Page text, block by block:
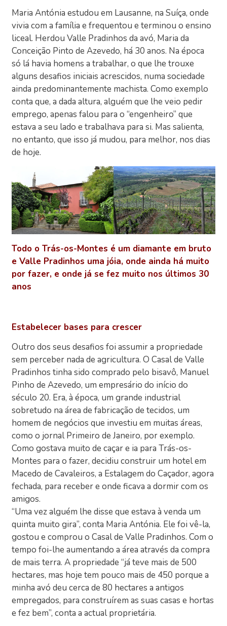
Maria Antónia estudou em Lausanne, na Suíça, onde
vivia com a família e frequentou e terminou o ensino
liceal. Herdou Valle Pradinhos da avó, Maria da
Conceição Pinto de Azevedo, há 30 anos. Na época
só lá havia homens a trabalhar, o que lhe trouxe
alguns desafios iniciais acrescidos, numa sociedade
ainda predominantemente machista. Como exemplo
conta que, a dada altura, alguém que lhe veio pedir
emprego, apenas falou para o “engenheiro” que
estava a seu lado e trabalhava para si. Mas salienta,
no entanto, que isso já mudou, para melhor, nos dias
de hoje.
Todo o Trás-os-Montes é um diamante em bruto
e Valle Pradinhos uma jóia, onde ainda há muito
por fazer, e onde já se fez muito nos últimos 30
anos
Estabelecer bases para crescer
Outro dos seus desafios foi assumir a propriedade
sem perceber nada de agricultura. O Casal de Valle
Pradinhos tinha sido comprado pelo bisavô, Manuel
Pinho de Azevedo, um empresário do início do
século 20. Era, à época, um grande industrial
sobretudo na área de fabricação de tecidos, um
homem de negócios que investiu em muitas áreas,
como o jornal Primeiro de Janeiro, por exemplo.
Como gostava muito de caçar e ia para Trás-os-
Montes para o fazer, decidiu construir um hotel em
Macedo de Cavaleiros, a Estalagem do Caçador, agora
fechada, para receber e onde ficava a dormir com os
amigos.
“Uma vez alguém lhe disse que estava à venda um
quinta muito gira”, conta Maria Antónia. Ele foi vê-la,
gostou e comprou o Casal de Valle Pradinhos. Com o
tempo foi-lhe aumentando a área através da compra
de mais terra. A propriedade “já teve mais de 500
hectares, mas hoje tem pouco mais de 450 porque a
minha avó deu cerca de 80 hectares a antigos
empregados, para construírem as suas casas e hortas
e fez bem”, conta a actual proprietária.